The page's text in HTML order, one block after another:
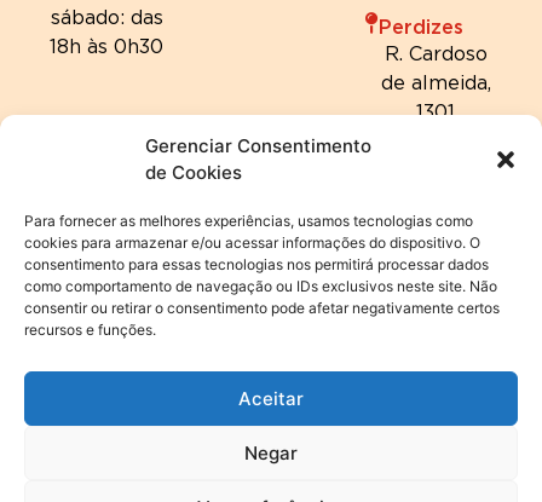
Gerenciar Consentimento
de Cookies
Para fornecer as melhores experiências, usamos tecnologias como
cookies para armazenar e/ou acessar informações do dispositivo. O
consentimento para essas tecnologias nos permitirá processar dados
como comportamento de navegação ou IDs exclusivos neste site. Não
consentir ou retirar o consentimento pode afetar negativamente certos
recursos e funções.
Aceitar
Negar
sábado: das
18h às 0h30
Perdizes
R. Cardoso
de almeida,
1301
© 2024 Hannover Fondue | Todos os direitos reservados. |
Política de privacidade